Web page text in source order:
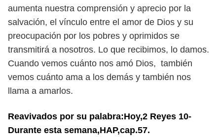
aumenta nuestra comprensión y aprecio por la
salvación, el vínculo entre el amor de Dios y su
preocupación por los pobres y oprimidos se
transmitirá a nosotros. Lo que recibimos, lo damos.
Cuando vemos cuánto nos amó Dios, también
vemos cuánto ama a los demás y también nos
llama a amarlos.
Reavivados por su palabra:Hoy,2 Reyes 10-
Durante esta semana,HAP,cap.57.